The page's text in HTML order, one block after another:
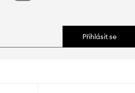
Přihlásit se